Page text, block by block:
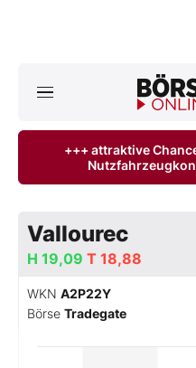
ktuelle Ausgabe
Finanz-Check
Abo & Shop
BO-Musterdepots
+++ attraktive
Vallourec
H 19,09 T 18,88
WKN A2P22Y
Börse Tradegate